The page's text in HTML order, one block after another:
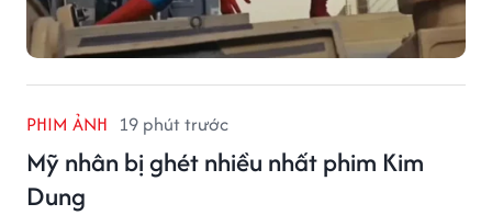
PHIM ẢNH 19 phút trước
Mỹ nhân bị ghét nhiều nhất phim Kim
Dung